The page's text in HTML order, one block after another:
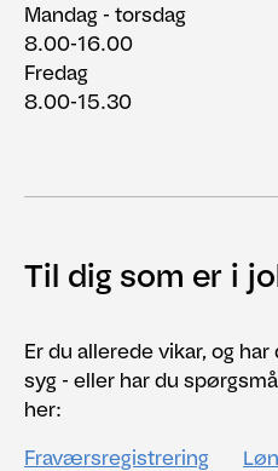
Mandag - torsdag
8.00-16.00
Fredag
8.00-15.30
Til dig som er i
Er du allerede vikar, og
syg - eller har du
her:
Fraværsregistrering